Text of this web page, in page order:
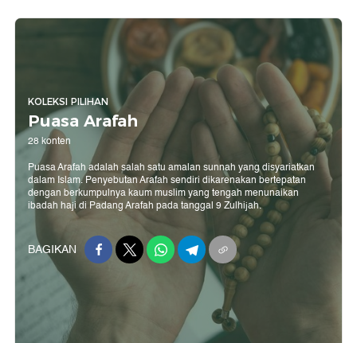
KOLEKSI PILIHAN
Puasa Arafah
28 konten
Puasa Arafah adalah salah satu amalan sunnah yang disyariatkan
dalam Islam. Penyebutan Arafah sendiri dikarenakan bertepatan
dengan berkumpulnya kaum muslim yang tengah menunaikan
ibadah haji di Padang Arafah pada tanggal 9 Zulhijah.
BAGIKAN